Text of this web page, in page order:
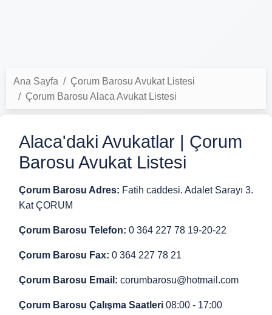
Ana Sayfa
Çorum Barosu Avukat Listesi
Çorum Barosu Alaca Avukat Listesi
Alaca'daki Avukatlar | Çorum
Barosu Avukat Listesi
Çorum Barosu Adres: Fatih caddesi. Adalet Sarayı 3.
Kat ÇORUM
Çorum Barosu Telefon: 0 364 227 78 19-20-22
Çorum Barosu Fax: 0 364 227 78 21
Çorum Barosu Email: corumbarosu@hotmail.com
Çorum Barosu Çalışma Saatleri 08:00 - 17:00